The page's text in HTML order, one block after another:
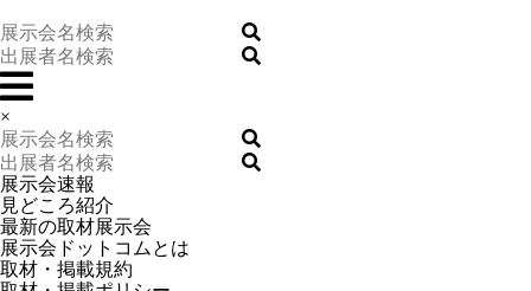
×
展示会速報
見どころ紹介
最新の取材展示会
展示会ドットコムとは
取材・掲載規約